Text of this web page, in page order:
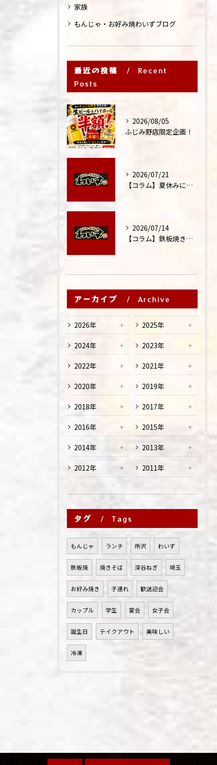
家族
もんじゃ・お好み焼わいずブログ
最近の投稿
Recent
Posts
2026/08/05
ふじみ野店限定企画！
2026/07/21
【コラム】夏休みに家族外食が増える理由
2026/07/14
【コラム】鉄板焼きが"コミュニケーション飯"と呼ばれる理由
アーカイブ Archive
2026年 2025年
2024年 2023年
2022年 2021年
2020年 2019年
2018年 2017年
2016年 2015年
2014年 2013年
2012年 2011年
タグ Tags
もんじゃ ランチ 所沢 わいず
鉄板焼 焼きそば 深谷ねぎ 埼玉
お好み焼き 子連れ 歓送迎会
カップル 学生 宴会 女子会
誕生日 テイクアウト 美味しい
冷凍